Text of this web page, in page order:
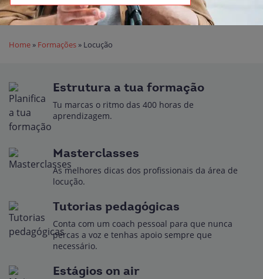
Home » Formações » Locução
Estrutura a tua formação
Tu marcas o ritmo das 400 horas de
aprendizagem.
Masterclasses
As melhores dicas dos profissionais da área de
locução.
Tutorias pedagógicas
Conta com um coach pessoal para que nunca
percas a voz e tenhas apoio sempre que
necessário.
Estágios on air